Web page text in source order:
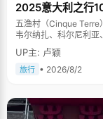
2025意大利之行
五渔村（Cinque Terre
韦尔纳扎、科尔尼利亚
山傍海，房屋色彩斑斓
UP主: 卢颖
旅行 • 2026/8/2